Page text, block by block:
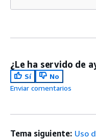
¿Le ha servido de
Sí
No
Enviar comentarios
Tema siguiente: Uso